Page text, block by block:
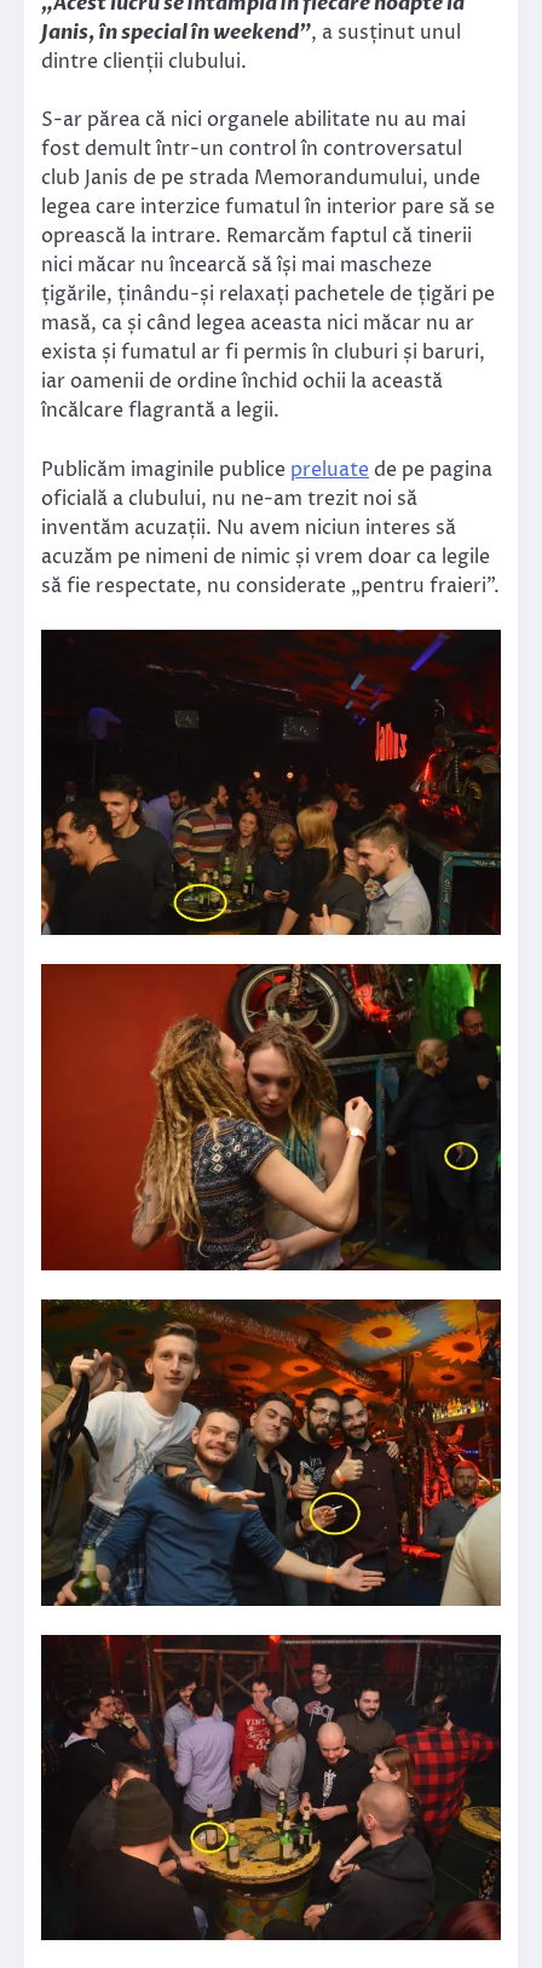
Janis, în special în weekend”, a susținut unul
dintre clienții clubului.
S-ar părea că nici organele abilitate nu au mai
fost demult într-un control în controversatul
club Janis de pe strada Memorandumului, unde
legea care interzice fumatul în interior pare să se
oprească la intrare. Remarcăm faptul că tinerii
nici măcar nu încearcă să își mai mascheze
țigările, ținându-și relaxați pachetele de țigări pe
masă, ca și când legea aceasta nici măcar nu ar
exista și fumatul ar fi permis în cluburi și baruri,
iar oamenii de ordine închid ochii la această
încălcare flagrantă a legii.
Publicăm imaginile publice preluate de pe pagina
oficială a clubului, nu ne-am trezit noi să
inventăm acuzații. Nu avem niciun interes să
acuzăm pe nimeni de nimic și vrem doar ca legile
să fie respectate, nu considerate „pentru fraieri”.